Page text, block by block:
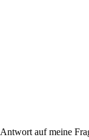
auf meine